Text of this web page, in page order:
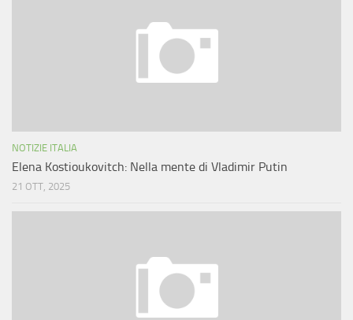
NOTIZIE ITALIA
Elena Kostioukovitch: Nella mente di Vladimir Putin
21 OTT, 2025